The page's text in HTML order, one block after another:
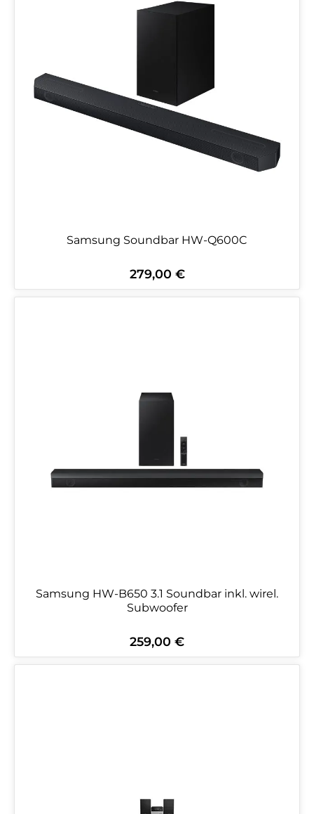
Samsung Soundbar HW-Q600C
Regulärer Preis:
279,00 €
Samsung HW-B650 3.1 Soundbar inkl. wirel.
Subwoofer
Regulärer Preis:
259,00 €